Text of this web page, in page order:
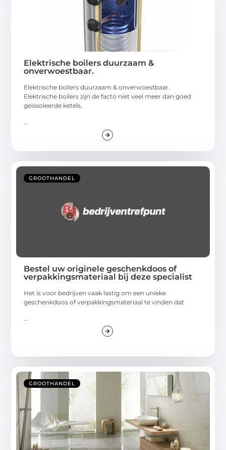
Elektrische boilers duurzaam &
onverwoestbaar.
Elektrische boilers duurzaam & onverwoestbaar.
Elektrische boilers zijn de facto niet veel meer dan goed
geïssoleerde ketels,
GROOTHANDEL
Bestel uw originele geschenkdoos of
verpakkingsmateriaal bij deze specialist
Het is voor bedrijven vaak lastig om een unieke
geschenkdoos of verpakkingsmateriaal te vinden dat
...
GROOTHANDEL